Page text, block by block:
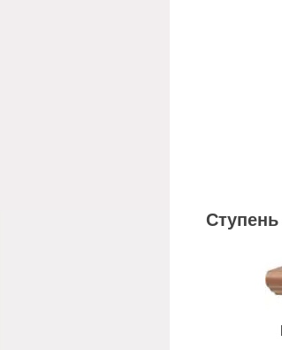
Ступень